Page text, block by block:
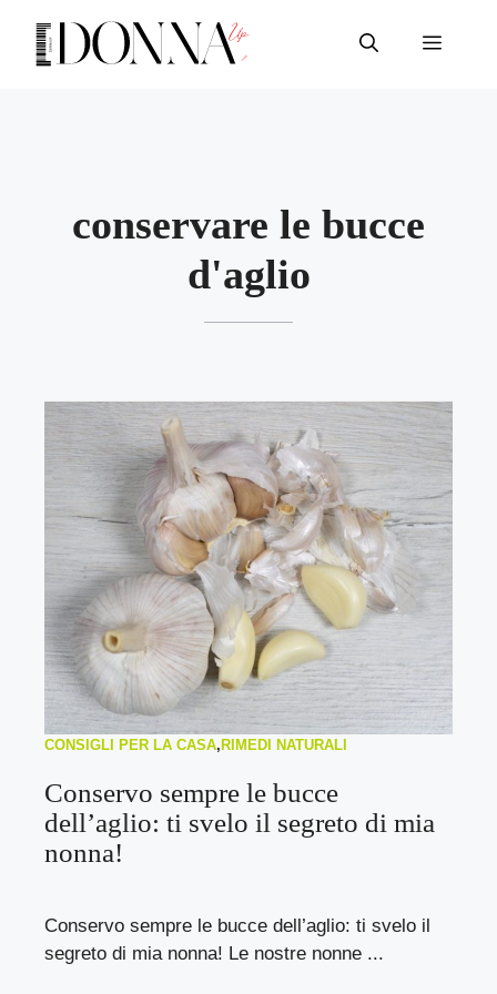
contenuto
Menu
conservare le bucce
d'aglio
CONSIGLI PER LA CASA, RIMEDI NATURALI
Conservo sempre le bucce
dell’aglio: ti svelo il segreto di mia
nonna!
Conservo sempre le bucce dell’aglio: ti svelo il
segreto di mia nonna! Le nostre nonne ...